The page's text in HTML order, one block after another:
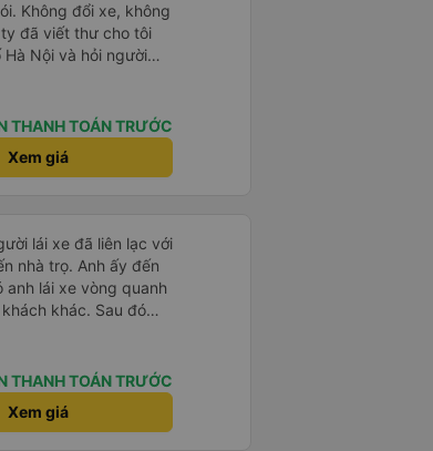
Không đổi xe, không
đã viết thư cho tôi
Nội và hỏi người
Đừng quên
đổi xe buýt sang ô tô
theo hành lý và chỗ
của xe buýt. Tôi có
không tốt hơn).
THANH TOÁN TRƯỚC
Xem giá
lái xe đã liên lạc với
nhà trọ. Anh ấy đến
lái xe vòng quanh
khác. Sau đó
nơi tất cả chúng tôi
tuyệt nếu người lái
tin để chúng tôi có
ra.
THANH TOÁN TRƯỚC
Xem giá